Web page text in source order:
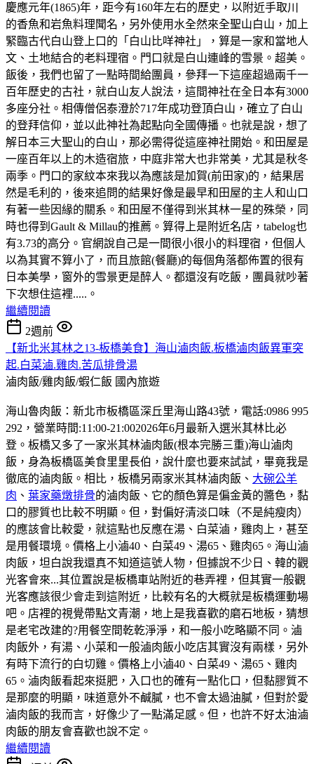
慶應元年(1865)年，距今有160年左右的歷史，以附近手取川
的香魚和岩魚料理聞名，另外使用水全然來全聖山白山，加上
緊臨古代白山登上口的「白山比咩神社」，算是一家和當地人
文、土地結合的老料理宿。門口就是白山連峰的雪景。超美。
飯後，我們也留了一點時間給團員，參拜一下這座超過兩千一
百年歷史的古社，就白山友人說法，這間神社在全日本有3000
多座分社。相傳僧侶泰澄於717年成功登頂白山，確立了白山
的登拜信仰，並以此神社為起點向全國傳播。也就是說，想了
解日本三大聖山的白山，那必需得從這座神社開始。和田屋是
一座百年以上的木造宿旅，中庭非常大也非常美，尤其是秋冬
兩季。門口的家紋本來我以為應該是加賀(前田家)的，結果居
然是毛利的，後來追問的結果好像是最早和田屋的主人和山口
有著一些因緣的關系。和田屋不僅得到米其林一星的殊榮，同
時也得到Gault & Millau的推薦。算得上是附近名店，tabelog也
有3.73的高分。官網說自己是一間很小很小的料理宿，但個人
以為其實不算小了，而且旅館(餐廳)的每個角落都佈置的很有
日本美學，窗外的雪景更是醉人。都還沒有吃飯，團員就吵著
下次想住這裡.....。
繼續閱讀
2週前
【新北米其林之13-板橋美食】海山滷肉飯.板橋滷肉飯異軍突
起.白菜滷.雞肉.苦瓜排骨湯
滷肉飯/雞肉飯/蝦仁飯 國內旅遊
海山魯肉飯：新北市板橋區深丘里海山路43號，電話:0986 995
292，營業時間:11:00-21:002026年6月最新入選米其林比必
登。板橋又多了一家米其林滷肉飯(根本完勝三重)海山滷肉
飯，身為板橋區美食里里長伯，說什麼也要來試試，畢竟我是
徹底的滷肉飯。相比，板橋另兩家米其林滷肉飯、 大碗公羊
肉 、 葉家藥燉排骨的滷肉飯、它的顏色算是偏金黃的醬色，黏
口的膠質也比較不明顯。但，對偏好清淡口味（不是純瘦肉）
的應該會比較愛，就這點也反應在湯、白菜滷，雞肉上，甚至
是用餐環境。價格上小滷40、白菜49、湯65、雞肉65。海山滷
肉飯，坦白說我還真不知道這號人物，但據說不少日、韓的觀
光客會來...其位置說是板橋車站附近的巷弄裡，但其實一般觀
光客應該很少會走到這附近，比較有名的大概就是板橋運動場
吧。店裡的視覺帶點文青潮，地上是我喜歡的磨石地板，猜想
是老宅改建的?用餐空間乾乾淨淨，和一般小吃略顯不同。滷
肉飯外，有湯、小菜和一般滷肉飯小吃店其實沒有兩樣，另外
有時下流行的白切雞。價格上小滷40、白菜49、湯65、雞肉
65。滷肉飯看起來挺肥，入口也的確有一點化口，但黏膠質不
是那麼的明顯，味道意外不鹹膩，也不會太過油膩，但對於愛
滷肉飯的我而言，好像少了一點滿足感。但，也許不好太油滷
肉飯的朋友會喜歡也說不定。
繼續閱讀